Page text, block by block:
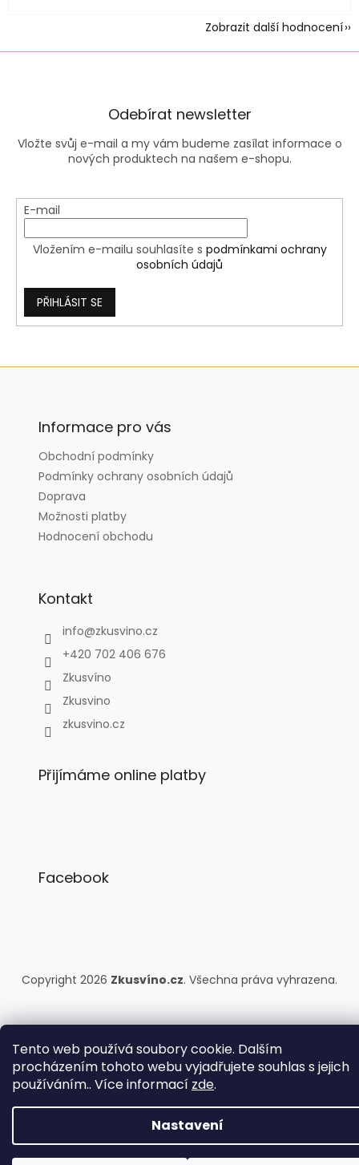
Tento web používá soubory cookie. Dalším
procházením tohoto webu vyjadřujete souhlas s jejich
používáním.. Více informací zde.
Nastavení
Zobrazit další hodnocení
Odebírat newsletter
Vložte svůj e-mail a my vám budeme zasílat informace o
nových produktech na našem e-shopu.
E-mail
Vložením e-mailu souhlasíte s podmínkami ochrany
osobních údajů
PŘIHLÁSIT SE
Z
Informace pro vás
Obchodní podmínky
Podmínky ochrany osobních údajů
Doprava
Možnosti platby
Hodnocení obchodu
Kontakt
info@zkusvino.cz
+420 702 406 676
Zkusvíno
Zkusvino
zkusvino.cz
Přijímáme online platby
Facebook
Copyright 2026 Zkusvíno.cz. Všechna práva vyhrazena.